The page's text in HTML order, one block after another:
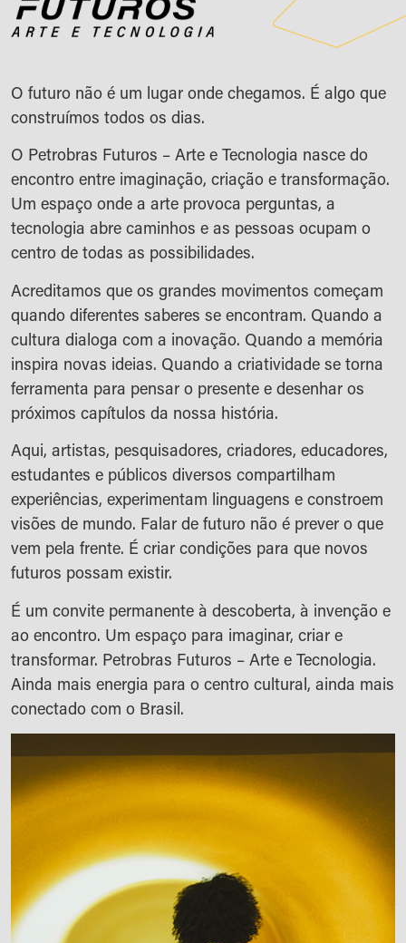
O futuro não é um lugar onde chegamos. É algo que
construímos todos os dias.
O Petrobras Futuros – Arte e Tecnologia nasce do
encontro entre imaginação, criação e transformação.
Um espaço onde a arte provoca perguntas, a
tecnologia abre caminhos e as pessoas ocupam o
centro de todas as possibilidades.
Acreditamos que os grandes movimentos começam
quando diferentes saberes se encontram. Quando a
cultura dialoga com a inovação. Quando a memória
inspira novas ideias. Quando a criatividade se torna
ferramenta para pensar o presente e desenhar os
próximos capítulos da nossa história.
Aqui, artistas, pesquisadores, criadores, educadores,
estudantes e públicos diversos compartilham
experiências, experimentam linguagens e constroem
visões de mundo. Falar de futuro não é prever o que
vem pela frente. É criar condições para que novos
futuros possam existir.
É um convite permanente à descoberta, à invenção e
ao encontro. Um espaço para imaginar, criar e
transformar. Petrobras Futuros – Arte e Tecnologia.
Ainda mais energia para o centro cultural, ainda mais
conectado com o Brasil.